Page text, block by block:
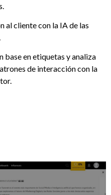
al cliente con la IA de las
base en etiquetas y analiza
de interacción con la